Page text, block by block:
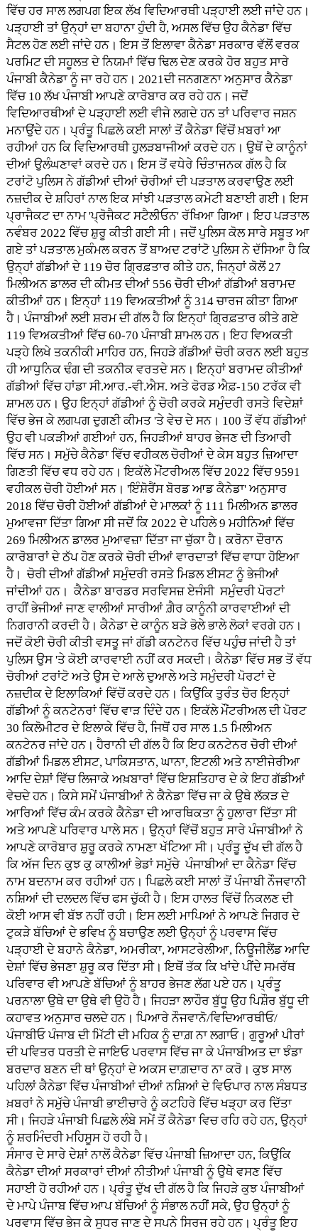
ਵਿੱਚ ਹਰ ਸਾਲ ਲਗਪਗ ਇਕ ਲੱਖ ਵਿਦਿਆਰਥੀ ਪੜ੍ਹਾਈ ਲਈ ਜਾਂਦੇ ਹਨ।
ਪੜ੍ਹਾਈ ਤਾਂ ਉਨ੍ਹਾਂ ਦਾ ਬਹਾਨਾ ਹੁੰਦੀ ਹੈ, ਅਸਲ ਵਿੱਚ ਉਹ ਕੈਨੇਡਾ ਵਿੱਚ
ਸੈਟਲ ਹੋਣ ਲਈ ਜਾਂਦੇ ਹਨ। ਇਸ ਤੋਂ ਇਲਾਵਾ ਕੈਨੇਡਾ ਸਰਕਾਰ ਵੱਲੋਂ ਵਰਕ
ਪਰਮਿਟ ਦੀ ਸਹੂਲਤ ਦੇ ਨਿਯਮਾਂ ਵਿੱਚ ਢਿਲ ਦੇਣ ਕਰਕੇ ਹੋਰ ਬਹੁਤ ਸਾਰੇ
ਪੰਜਾਬੀ ਕੈਨੇਡਾ ਨੂੰ ਜਾ ਰਹੇ ਹਨ। 2021ਦੀ ਜਨਗਣਨਾ ਅਨੁਸਾਰ ਕੈਨੇਡਾ
ਵਿੱਚ 10 ਲੱਖ ਪੰਜਾਬੀ ਆਪਣੇ ਕਾਰੋਬਾਰ ਕਰ ਰਹੇ ਹਨ। ਜਦੋਂ
ਵਿਦਿਆਰਥੀਆਂ ਦੇ ਪੜ੍ਹਾਈ ਲਈ ਵੀਜੇ ਲਗਦੇ ਹਨ ਤਾਂ ਪਰਿਵਾਰ ਜਸ਼ਨ
ਮਨਾਉਂਦੇ ਹਨ। ਪ੍ਰੰਤੂ ਪਿਛਲੇ ਕਈ ਸਾਲਾਂ ਤੋਂ ਕੈਨੇਡਾ ਵਿੱਚੋਂ ਖ਼ਬਰਾਂ ਆ
ਰਹੀਆਂ ਹਨ ਕਿ ਵਿਦਿਆਰਥੀ ਹੁਲੜਬਾਜੀਆਂ ਕਰਦੇ ਹਨ। ਉਥੋਂ ਦੇ ਕਾਨੂੰਨਾਂ
ਦੀਆਂ ਉਲੰਘਣਾਵਾਂ ਕਰਦੇ ਹਨ। ਇਸ ਤੋਂ ਵਧੇਰੇ ਚਿੰਤਾਜਨਕ ਗੱਲ ਹੈ ਕਿ
ਟਰਾਂਟੋ ਪੁਲਿਸ ਨੇ ਗੱਡੀਆਂ ਦੀਆਂ ਚੋਰੀਆਂ ਦੀ ਪੜਤਾਲ ਕਰਵਾਉਣ ਲਈ
ਨਜ਼ਦੀਕ ਦੇ ਸ਼ਹਿਰਾਂ ਨਾਲ ਇਕ ਸਾਂਝੀ ਪੜਤਾਲ ਕਮੇਟੀ ਬਣਾਈ ਗਈ। ਇਸ
ਪ੍ਰਾਜੈਕਟ ਦਾ ਨਾਮ 'ਪ੍ਰੋਜੈਕਟ ਸਟੈਲੀਓਨ' ਰੱਖਿਆ ਗਿਆ। ਇਹ ਪੜਤਾਲ
ਨਵੰਬਰ 2022 ਵਿੱਚ ਸ਼ੁਰੂ ਕੀਤੀ ਗਈ ਸੀ। ਜਦੋਂ ਪੁਲਿਸ ਕੋਲ ਸਾਰੇ ਸਬੂਤ ਆ
ਗਏ ਤਾਂ ਪੜਤਾਲ ਮੁਕੰਮਲ ਕਰਨ ਤੋਂ ਬਾਅਦ ਟਰਾਂਟੋ ਪੁਲਿਸ ਨੇ ਦੱਸਿਆ ਹੈ ਕਿ
ਉਨ੍ਹਾਂ ਗੱਡੀਆਂ ਦੇ 119 ਚੋਰ ਗ੍ਰਿਫ਼ਤਾਰ ਕੀਤੇ ਹਨ, ਜਿਨ੍ਹਾਂ ਕੋਲੋਂ 27
ਮਿਲੀਅਨ ਡਾਲਰ ਦੀ ਕੀਮਤ ਦੀਆਂ 556 ਚੋਰੀ ਦੀਆਂ ਗੱਡੀਆਂ ਬਰਾਮਦ
ਕੀਤੀਆਂ ਹਨ। ਇਨ੍ਹਾਂ 119 ਵਿਅਕਤੀਆਂ ਨੂੰ 314 ਚਾਰਜ ਕੀਤਾ ਗਿਆ
ਹੈ। ਪੰਜਾਬੀਆਂ ਲਈ ਸ਼ਰਮ ਦੀ ਗੱਲ ਹੈ ਕਿ ਇਨ੍ਹਾਂ ਗ੍ਰਿਫ਼ਤਾਰ ਕੀਤੇ ਗਏ
119 ਵਿਅਕਤੀਆਂ ਵਿੱਚ 60-70 ਪੰਜਾਬੀ ਸ਼ਾਮਲ ਹਨ। ਇਹ ਵਿਅਕਤੀ
ਪੜ੍ਹੇ ਲਿਖੇ ਤਕਨੀਕੀ ਮਾਹਿਰ ਹਨ, ਜਿਹੜੇ ਗੱਡੀਆਂ ਚੋਰੀ ਕਰਨ ਲਈ ਬਹੁਤ
ਹੀ ਆਧੁਨਿਕ ਢੰਗ ਦੀ ਤਕਨੀਕ ਵਰਤਦੇ ਸਨ। ਇਨ੍ਹਾਂ ਬਰਾਮਦ ਕੀਤੀਆਂ
ਗੱਡੀਆਂ ਵਿੱਚ ਹਾਂਡਾ ਸੀ.ਆਰ.-ਵੀ.ਐਸ. ਅਤੇ ਫੋਰਡ ਐਫ਼-150 ਟਰੱਕ ਵੀ
ਸ਼ਾਮਲ ਹਨ। ਉਹ ਇਨ੍ਹਾਂ ਗੱਡੀਆਂ ਨੂੰ ਚੋਰੀ ਕਰਕੇ ਸਮੁੰਦਰੀ ਰਸਤੇ ਵਿਦੇਸ਼ਾਂ
ਵਿੱਚ ਭੇਜ ਕੇ ਲਗਪਗ ਦੁਗਣੀ ਕੀਮਤ 'ਤੇ ਵੇਚ ਦੇ ਸਨ। 100 ਤੋਂ ਵੱਧ ਗੱਡੀਆਂ
ਉਹ ਵੀ ਪਕੜੀਆਂ ਗਈਆਂ ਹਨ, ਜਿਹੜੀਆਂ ਬਾਹਰ ਭੇਜਣ ਦੀ ਤਿਆਰੀ
ਵਿੱਚ ਸਨ। ਸਮੁੱਚੇ ਕੈਨੇਡਾ ਵਿੱਚ ਵਹੀਕਲ ਚੋਰੀਆਂ ਦੇ ਕੇਸ ਬਹੁਤ ਜ਼ਿਆਦਾ
ਗਿਣਤੀ ਵਿੱਚ ਵਧ ਰਹੇ ਹਨ। ਇਕੱਲੇ ਮੌਂਟਰੀਅਲ ਵਿੱਚ 2022 ਵਿੱਚ 9591
ਵਹੀਕਲ ਚੋਰੀ ਹੋਈਆਂ ਸਨ। 'ਇੰਸ਼ੋਰੈਂਸ ਬੋਰਡ ਆਡ ਕੈਨੇਡਾ' ਅਨੁਸਾਰ
2018 ਵਿੱਚ ਚੋਰੀ ਹੋਈਆਂ ਗੱਡੀਆਂ ਦੇ ਮਾਲਕਾਂ ਨੂੰ 111 ਮਿਲੀਅਨ ਡਾਲਰ
ਮੁਆਵਜਾ ਦਿੱਤਾ ਗਿਆ ਸੀ ਜਦੋਂ ਕਿ 2022 ਦੇ ਪਹਿਲੇ 9 ਮਹੀਨਿਆਂ ਵਿੱਚ
269 ਮਿਲੀਅਨ ਡਾਲਰ ਮੁਆਵਜ਼ਾ ਦਿੱਤਾ ਜਾ ਚੁੱਕਾ ਹੈ। ਕਰੋਨਾ ਦੌਰਾਨ
ਕਾਰੋਬਾਰਾਂ ਦੇ ਠੱਪ ਹੋਣ ਕਰਕੇ ਚੋਰੀ ਦੀਆਂ ਵਾਰਦਾਤਾਂ ਵਿੱਚ ਵਾਧਾ ਹੋਇਆ
ਹੈ। ਚੋਰੀ ਦੀਆਂ ਗੱਡੀਆਂ ਸਮੁੰਦਰੀ ਰਸਤੇ ਮਿਡਲ ਈਸਟ ਨੂੰ ਭੇਜੀਆਂ
ਜਾਂਦੀਆਂ ਹਨ। ਕੈਨੇਡਾ ਬਾਰਡਰ ਸਰਵਿਸਜ਼ ਏਜੰਸੀ ਸਮੁੰਦਰੀ ਪੋਰਟਾਂ
ਰਾਹੀਂ ਭੇਜੀਆਂ ਜਾਣ ਵਾਲੀਆਂ ਸਾਰੀਆਂ ਗ਼ੈਰ ਕਾਨੂੰਨੀ ਕਾਰਵਾਈਆਂ ਦੀ
ਨਿਗਰਾਨੀ ਕਰਦੀ ਹੈ। ਕੈਨੇਡਾ ਦੇ ਕਾਨੂੰਨ ਬੜੇ ਭੋਲੇ ਭਾਲੇ ਲੋਕਾਂ ਵਰਗੇ ਹਨ।
ਜਦੋਂ ਕੋਈ ਚੋਰੀ ਕੀਤੀ ਵਸਤੂ ਜਾਂ ਗੱਡੀ ਕਨਟੇਨਰ ਵਿੱਚ ਪਹੁੰਚ ਜਾਂਦੀ ਹੈ ਤਾਂ
ਪੁਲਿਸ ਉਸ 'ਤੇ ਕੋਈ ਕਾਰਵਾਈ ਨਹੀਂ ਕਰ ਸਕਦੀ। ਕੈਨੇਡਾ ਵਿੱਚ ਸਭ ਤੋਂ ਵੱਧ
ਚੋਰੀਆਂ ਟਰਾਂਟੋ ਅਤੇ ਉਸ ਦੇ ਆਲੇ ਦੁਆਲੇ ਅਤੇ ਸਮੁੰਦਰੀ ਪੋਰਟਾਂ ਦੇ
ਨਜ਼ਦੀਕ ਦੇ ਇਲਾਕਿਆਂ ਵਿੱਚੋਂ ਕਰਦੇ ਹਨ। ਕਿਉਂਕਿ ਤੁਰੰਤ ਚੋਰ ਇਨ੍ਹਾਂ
ਗੱਡੀਆਂ ਨੂੰ ਕਨਟੇਨਰਾਂ ਵਿੱਚ ਵਾੜ ਦਿੰਦੇ ਹਨ। ਇਕੱਲੇ ਮੌਂਟਰੀਅਲ ਦੀ ਪੋਰਟ
30 ਕਿਲੋਮੀਟਰ ਦੇ ਇਲਾਕੇ ਵਿੱਚ ਹੈ, ਜਿਥੋਂ ਹਰ ਸਾਲ 1.5 ਮਿਲੀਅਨ
ਕਨਟੇਨਰ ਜਾਂਦੇ ਹਨ। ਹੈਰਾਨੀ ਦੀ ਗੱਲ ਹੈ ਕਿ ਇਹ ਕਨਟੇਨਰ ਚੋਰੀ ਦੀਆਂ
ਗੱਡੀਆਂ ਮਿਡਲ ਈਸਟ, ਪਾਕਿਸਤਾਨ, ਘਾਨਾ, ਇਟਲੀ ਅਤੇ ਨਾਈਜੇਰੀਆ
ਆਦਿ ਦੇਸ਼ਾਂ ਵਿੱਚ ਲਿਜਾਕੇ ਅਖ਼ਬਾਰਾਂ ਵਿੱਚ ਇਸ਼ਤਿਹਾਰ ਦੇ ਕੇ ਇਹ ਗੱਡੀਆਂ
ਵੇਚਦੇ ਹਨ। ਕਿਸੇ ਸਮੇਂ ਪੰਜਾਬੀਆਂ ਨੇ ਕੈਨੇਡਾ ਵਿੱਚ ਜਾ ਕੇ ਉਥੇ ਲੱਕੜ ਦੇ
ਆਰਿਆਂ ਵਿੱਚ ਕੰਮ ਕਰਕੇ ਕੈਨੇਡਾ ਦੀ ਆਰਥਿਕਤਾ ਨੂੰ ਹੁਲਾਰਾ ਦਿੱਤਾ ਸੀ
ਅਤੇ ਆਪਣੇ ਪਰਿਵਾਰ ਪਾਲੇ ਸਨ। ਉਨ੍ਹਾਂ ਵਿੱਚੋਂ ਬਹੁਤ ਸਾਰੇ ਪੰਜਾਬੀਆਂ ਨੇ
ਆਪਣੇ ਕਾਰੋਬਾਰ ਸ਼ੁਰੂ ਕਰਕੇ ਨਾਮਣਾ ਖੱਟਿਆ ਸੀ। ਪ੍ਰੰਤੂ ਦੁੱਖ ਦੀ ਗੱਲ ਹੈ
ਕਿ ਅੱਜ ਦਿਨ ਕੁਝ ਕੁ ਕਾਲੀਆਂ ਭੇਡਾਂ ਸਮੁੱਚੇ ਪੰਜਾਬੀਆਂ ਦਾ ਕੈਨੇਡਾ ਵਿੱਚ
ਨਾਮ ਬਦਨਾਮ ਕਰ ਰਹੀਆਂ ਹਨ। ਪਿਛਲੇ ਕਈ ਸਾਲਾਂ ਤੋਂ ਪੰਜਾਬੀ ਨੌਜਵਾਨੀ
ਨਸ਼ਿਆਂ ਦੀ ਦਲਦਲ ਵਿੱਚ ਫਸ ਚੁੱਕੀ ਹੈ। ਇਸ ਹਾਲਤ ਵਿੱਚੋਂ ਨਿਕਲਣ ਦੀ
ਕੋਈ ਆਸ ਵੀ ਬੱਝ ਨਹੀਂ ਰਹੀ। ਇਸ ਲਈ ਮਾਪਿਆਂ ਨੇ ਆਪਣੇ ਜਿਗਰ ਦੇ
ਟੁਕੜੇ ਬੱਚਿਆਂ ਦੇ ਭਵਿਖ ਨੂੰ ਬਚਾਉਣ ਲਈ ਉਨ੍ਹਾਂ ਨੂੰ ਪਰਵਾਸ ਵਿੱਚ
ਪੜ੍ਹਾਈ ਦੇ ਬਹਾਨੇ ਕੈਨੇਡਾ, ਅਮਰੀਕਾ, ਆਸਟਰੇਲੀਆ, ਨਿਊਜੀਲੈਂਡ ਆਦਿ
ਦੇਸ਼ਾਂ ਵਿੱਚ ਭੇਜਣਾ ਸ਼ੁਰੂ ਕਰ ਦਿੱਤਾ ਸੀ। ਇਥੋਂ ਤੱਕ ਕਿ ਖਾਂਦੇ ਪੀਂਦੇ ਸਮਰੱਥ
ਪਰਿਵਾਰ ਵੀ ਆਪਣੇ ਬੱਚਿਆਂ ਨੂੰ ਬਾਹਰ ਭੇਜਣ ਲੱਗ ਪਏ ਹਨ। ਪ੍ਰੰਤੂ
ਪਰਨਾਲਾ ਉਥੇ ਦਾ ਉਥੇ ਵੀ ਉਹੋ ਹੈ। ਜਿਹੜਾ ਲਾਹੌਰ ਬੁੱਧੂ ਉਹ ਪਿਸ਼ੌਰ ਬੁੱਧੂ ਦੀ
ਕਹਾਵਤ ਅਨੁਸਾਰ ਚਲਦੇ ਹਨ। ਪਿਆਰੇ ਨੌਜਵਾਨੋ/ਵਿਦਿਆਰਥੀਓ/
ਪੰਜਾਬੀਓ ਪੰਜਾਬ ਦੀ ਮਿੱਟੀ ਦੀ ਮਹਿਕ ਨੂੰ ਦਾਗ਼ ਨਾ ਲਗਾਓ। ਗੁਰੂਆਂ ਪੀਰਾਂ
ਦੀ ਪਵਿਤਰ ਧਰਤੀ ਦੇ ਜਾਇਓ ਪਰਵਾਸ ਵਿੱਚ ਜਾ ਕੇ ਪੰਜਾਬੀਅਤ ਦਾ ਝੰਡਾ
ਬਰਦਾਰ ਬਣਨ ਦੀ ਥਾਂ ਉਨ੍ਹਾਂ ਦੇ ਅਕਸ ਦਾਗ਼ਦਾਰ ਨਾ ਕਰੋ। ਕੁਝ ਸਾਲ
ਪਹਿਲਾਂ ਕੈਨੇਡਾ ਵਿੱਚ ਪੰਜਾਬੀਆਂ ਦੀਆਂ ਨਸ਼ਿਆਂ ਦੇ ਵਿਓਪਾਰ ਨਾਲ ਸੰਬਧਤ
ਖ਼ਬਰਾਂ ਨੇ ਸਮੁੱਚੇ ਪੰਜਾਬੀ ਭਾਈਚਾਰੇ ਨੂੰ ਕਟਹਿਰੇ ਵਿੱਚ ਖੜ੍ਹਾ ਕਰ ਦਿੱਤਾ
ਸੀ। ਜਿਹੜੇ ਪੰਜਾਬੀ ਪਿਛਲੇ ਲੰਬੇ ਸਮੇਂ ਤੋਂ ਕੈਨੇਡਾ ਵਿਚ ਰਹਿ ਰਹੇ ਹਨ, ਉਨ੍ਹਾਂ
ਨੂੰ ਸ਼ਰਮਿੰਦਰੀ ਮਹਿਸੂਸ ਹੋ ਰਹੀ ਹੈ।
ਸੰਸਾਰ ਦੇ ਸਾਰੇ ਦੇਸ਼ਾਂ ਨਾਲੋਂ ਕੈਨੇਡਾ ਵਿੱਚ ਪੰਜਾਬੀ ਜ਼ਿਆਦਾ ਹਨ, ਕਿਉਂਕਿ
ਕੈਨੇਡਾ ਦੀਆਂ ਸਰਕਾਰਾਂ ਦੀਆਂ ਨੀਤੀਆਂ ਪੰਜਾਬੀ ਨੂੰ ਉਥੇ ਵਸਣ ਵਿੱਚ
ਸਹਾਈ ਹੋ ਰਹੀਆਂ ਹਨ। ਪ੍ਰੰਤੂ ਦੁੱਖ ਦੀ ਗੱਲ ਹੈ ਕਿ ਜਿਹੜੇ ਕੁਝ ਪੰਜਾਬੀਆਂ
ਦੇ ਮਾਪੇ ਪੰਜਾਬ ਵਿੱਚ ਆਪ ਬੱਚਿਆਂ ਨੂੰ ਸੰਭਾਲ ਨਹੀਂ ਸਕੇ, ਉਹ ਉਨ੍ਹਾਂ ਨੂੰ
ਪਰਵਾਸ ਵਿੱਚ ਭੇਜ ਕੇ ਸੁਧਰ ਜਾਣ ਦੇ ਸਪਨੇ ਸਿਰਜ ਰਹੇ ਹਨ। ਪ੍ਰੰਤੂ ਇਹ